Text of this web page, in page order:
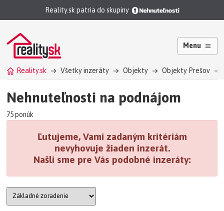
Reality.sk patria do skupiny
Menu
Reality.sk Všetky inzeráty Objekty Objekty Prešov
Nehnuteľnosti na podnájom
75 ponúk
Ľutujeme, Vami zadaným kritériám
nevyhovuje žiaden inzerát.
Našli sme pre Vás podobné inzeráty: